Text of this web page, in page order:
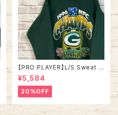
【PRO PLAYER】L/S Sweat L
相当 90s Made in USA “PA
CKERS” NFL チームモノ スウ
ェット トレーナー USA製 チーム
ロゴ 1996 CHAMPS 優勝記念
深緑 アメリカ USA 古着
¥5,584
20%OFF